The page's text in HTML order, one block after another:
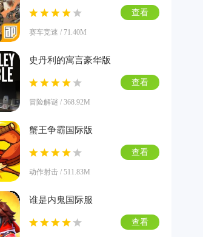
赛车竞速 / 71.40M
查看
史丹利的寓言豪华版
冒险解谜 / 368.92M
查看
蟹王争霸国际版
动作射击 / 511.83M
查看
谁是内鬼国际服
查看